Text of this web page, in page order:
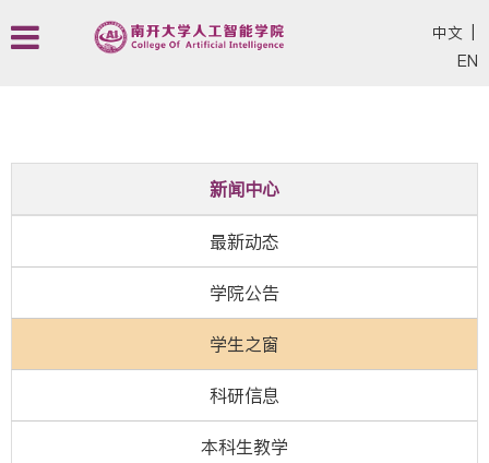
中文
EN
新闻中心
最新动态
学院公告
学生之窗
科研信息
本科生教学